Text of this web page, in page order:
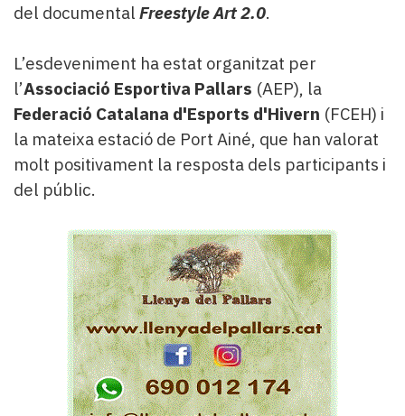
del documental Freestyle Art 2.0.
L’esdeveniment ha estat organitzat per
l’Associació Esportiva Pallars (AEP), la
Federació Catalana d'Esports d'Hivern (FCEH) i
la mateixa estació de Port Ainé, que han valorat
molt positivament la resposta dels participants i
del públic.